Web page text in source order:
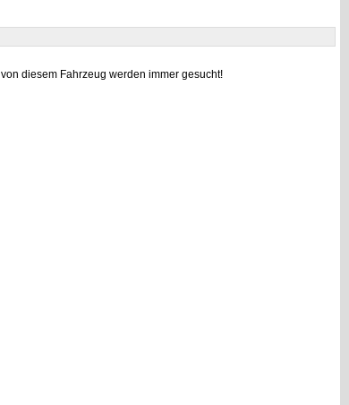
von diesem Fahrzeug werden immer gesucht!